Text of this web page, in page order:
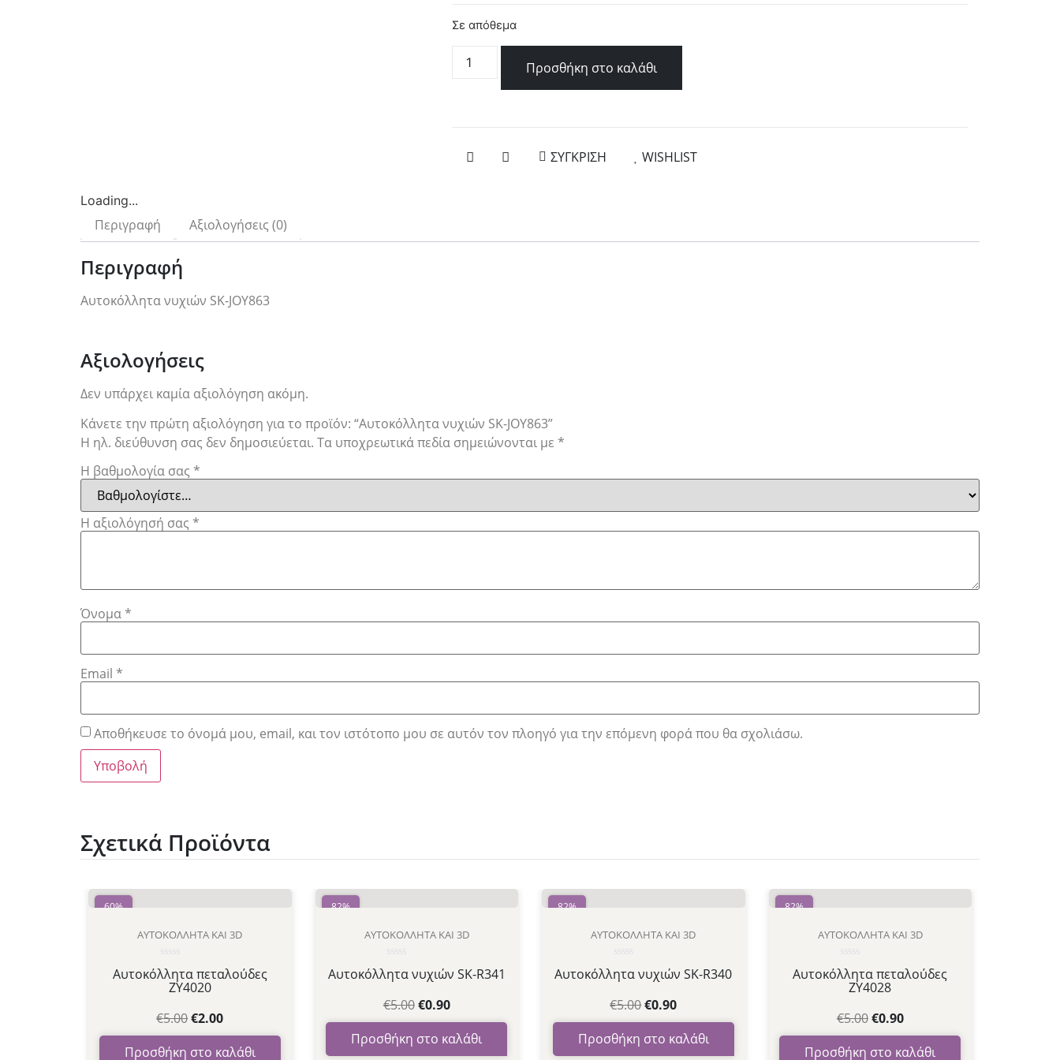
Σε απόθεμα
Προσθήκη στο καλάθι
ΣΥΓΚΡΙΣΗ WISHLIST
Loading...
Περιγραφή Αξιολογήσεις (0)
Περιγραφή
Αυτοκόλλητα νυχιών SK-JOY863
Αξιολογήσεις
Δεν υπάρχει καμία αξιολόγηση ακόμη.
Κάνετε την πρώτη αξιολόγηση για το προϊόν: “Αυτοκόλλητα νυχιών SK-JOY863”
Η ηλ. διεύθυνση σας δεν δημοσιεύεται. Τα υποχρεωτικά πεδία σημειώνονται με *
Η βαθμολογία σας *
Η αξιολόγησή σας *
Όνομα *
Email *
Αποθήκευσε το όνομά μου, email, και τον ιστότοπο μου σε αυτόν τον πλοηγό για την επόμενη φορά που θα σχολιάσω.
Σχετικά Προϊόντα
60%
ΑΥΤΟΚΌΛΛΗΤΑ ΚΑΙ 3D
Αυτοκόλλητα πεταλούδες
ZY4020
€5.00€2.00
Προσθήκη στο καλάθι
Βαθμολογήθηκε
με
5
82%
ΑΥΤΟΚΌΛΛΗΤΑ ΚΑΙ 3D
Αυτοκόλλητα νυχιών SK-R341
€5.00€0.90
Προσθήκη στο καλάθι
Βαθμολογήθηκε
με
από
5
82%
ΑΥΤΟΚΌΛΛΗΤΑ ΚΑΙ 3D
Αυτοκόλλητα νυχιών SK-R340
€5.00€0.90
Προσθήκη στο καλάθι
Βαθμολογήθηκε
με
από
5
82%
ΑΥΤΟΚΌΛΛΗΤΑ ΚΑΙ 3D
Αυτοκόλλητα πεταλούδες
ZY4028
€5.00€0.90
Προσθήκη στο καλάθι
Βαθμολογήθηκε
με
5